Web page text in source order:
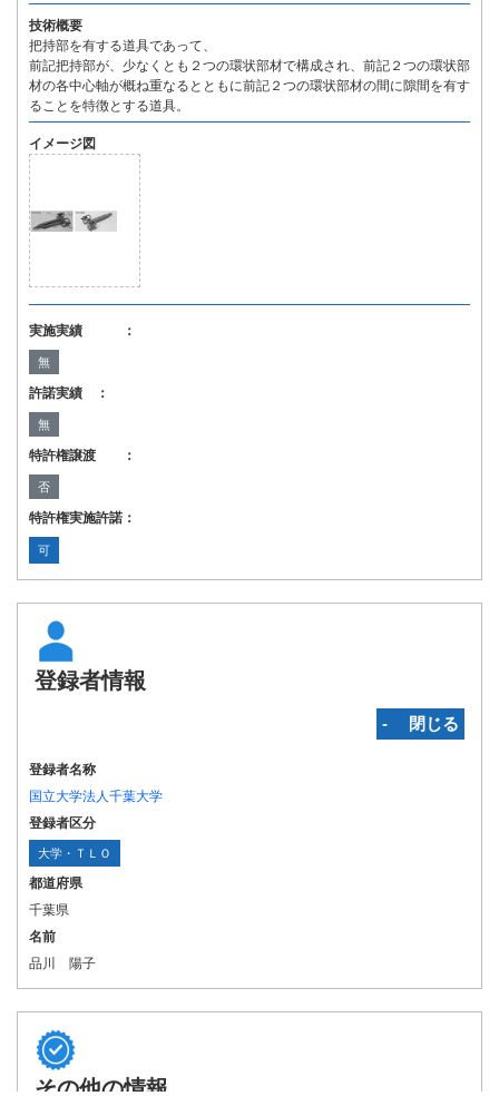
技術概要
把持部を有する道具であって、
前記把持部が、少なくとも２つの環状部材で構成され、前記２つの環状部
材の各中心軸が概ね重なるとともに前記２つの環状部材の間に隙間を有す
ることを特徴とする道具。
イメージ図
実施実績 ：
無
許諾実績 ：
無
特許権譲渡 ：
否
特許権実施許諾：
可
登録者情報
‐ 閉じる
登録者名称
国立大学法人千葉大学
登録者区分
大学・ＴＬＯ
都道府県
千葉県
名前
品川 陽子
その他の情報